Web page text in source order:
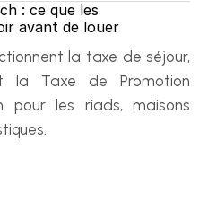
: ce que les
avant de louer
la taxe de séjour,
la Taxe de Promotion
pour les riads, maisons